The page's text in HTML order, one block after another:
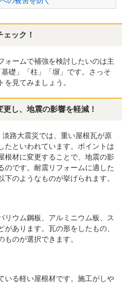
ック！
ォームで補強を検討したいのは主
礎」「柱」「塀」です。さっそ
を見てみましょう。
し、地震の影響を軽減！
路大震災では、重い屋根瓦が原
たといわれています。ポイントは
根材に変更することで、地震の影
のです。耐震リフォームに適した
のようなものが挙げられます。
リウム鋼板、アルミニウム板、ス
あります。瓦の形をしたもの、
のが選択できます。
いる軽い屋根材です。施工がしや